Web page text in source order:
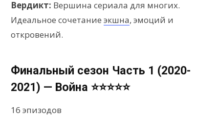
Вердикт: Вершина сериала для многих.
Идеальное сочетание экшна, эмоций и
откровений.
Финальный сезон Часть 1 (2020-
2021) — Война ⭐⭐⭐⭐⭐
16 эпизодов